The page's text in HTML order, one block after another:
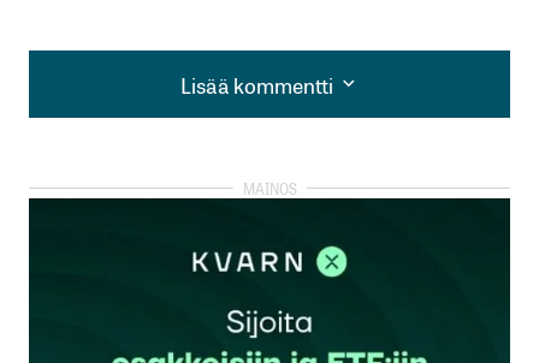
Lisää kommentti
Lisää kommentti
kirjautua
rekisteröityä